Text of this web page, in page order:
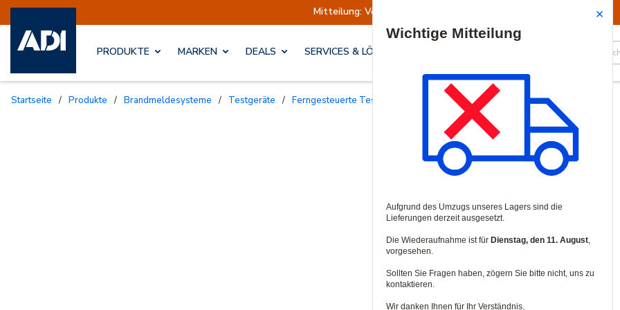
Mitteilung: Versand ausgesetzt
PRODUKTE MARKEN DEALS SERVICES & LÖSUNGEN
Startseite / Produkte / Brandmeldesysteme / Testgeräte / Ferngesteuerte Teststationen